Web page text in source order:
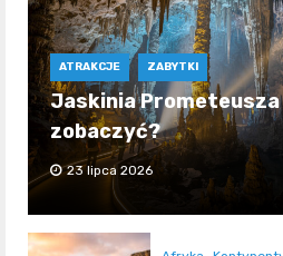
ATRAKCJE ZABYTKI
Jaskinia
zobaczyć?
23 lipca 2026